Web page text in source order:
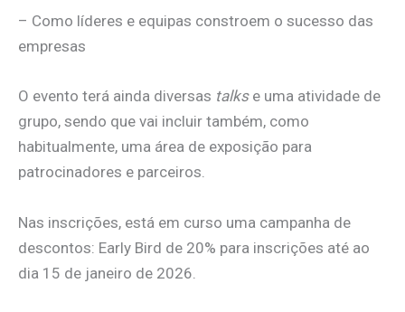
– Como líderes e equipas constroem o sucesso das
empresas
O evento terá ainda diversas talkse uma atividade de
grupo, sendo que vai incluir também, como
habitualmente, uma área de exposição para
patrocinadores e parceiros.
Nas inscrições, está em curso uma campanha de
descontos: Early Bird de 20% para inscrições até ao
dia 15 de janeiro de 2026.